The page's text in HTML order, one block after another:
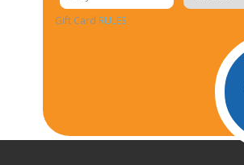
Gift Card RULES